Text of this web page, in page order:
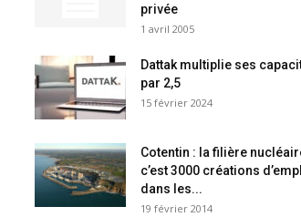
privée
1 avril 2005
Dattak multiplie ses
par 2,5
15 février 2024
Cotentin : la filière
c’est 3000 créations
dans les...
19 février 2014